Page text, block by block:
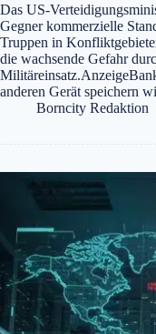
Das US-
Gegner kommerzielle
Truppen in
die wachsende Gefahr
anderen Gerät speichern
Borncity Redaktion